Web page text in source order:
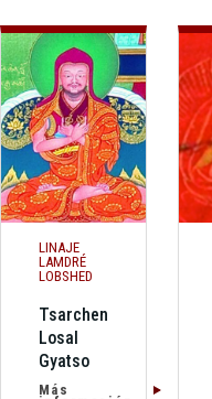
LINAJE
LAMDRÉ
LOBSHED
Tsarchen
Losal
Gyatso
Más